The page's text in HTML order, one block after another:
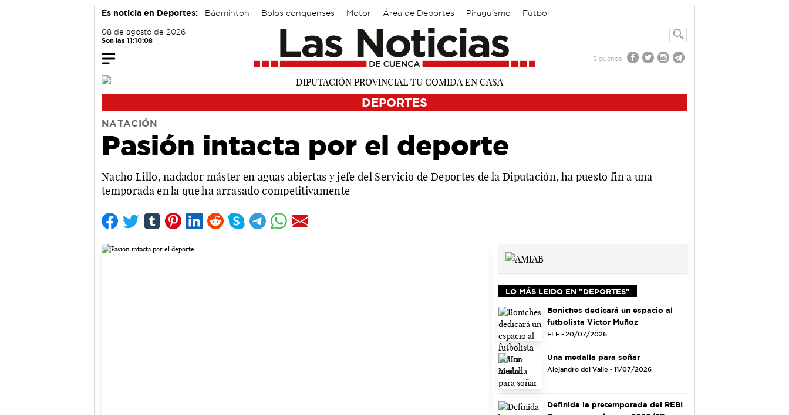
Es noticia en Deportes: Bádminton Bolos conquenses Motor Área de Deportes Piragüismo Fútbol
08 de agosto de 2026
Son las 11:10:09
Síguenos
DEPORTES
NATACIÓN
Pasión intacta por el deporte
Nacho Lillo, nadador máster en aguas abiertas y jefe del Servicio de Deportes de la Diputación, ha puesto fin a una
temporada en la que ha arrasado competitivamente
LO MÁS LEIDO EN "DEPORTES"
Boniches dedicará un espacio al
futbolista Víctor Muñoz
EFE - 20/07/2026
Una medalla para soñar
Alejandro del Valle - 11/07/2026
Definida la pretemporada del REBI